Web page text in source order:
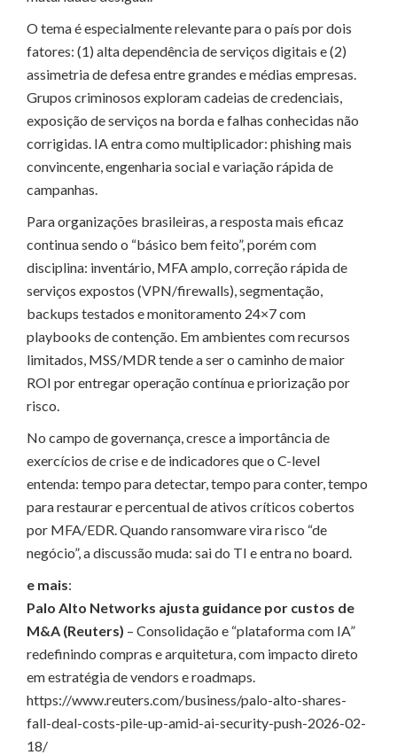
O tema é especialmente relevante para o país por dois
fatores: (1) alta dependência de serviços digitais e (2)
assimetria de defesa entre grandes e médias empresas.
Grupos criminosos exploram cadeias de credenciais,
exposição de serviços na borda e falhas conhecidas não
corrigidas. IA entra como multiplicador: phishing mais
convincente, engenharia social e variação rápida de
campanhas.
Para organizações brasileiras, a resposta mais eficaz
continua sendo o “básico bem feito”, porém com
disciplina: inventário, MFA amplo, correção rápida de
serviços expostos (VPN/firewalls), segmentação,
backups testados e monitoramento 24×7 com
playbooks de contenção. Em ambientes com recursos
limitados, MSS/MDR tende a ser o caminho de maior
ROI por entregar operação contínua e priorização por
risco.
No campo de governança, cresce a importância de
exercícios de crise e de indicadores que o C-level
entenda: tempo para detectar, tempo para conter, tempo
para restaurar e percentual de ativos críticos cobertos
por MFA/EDR. Quando ransomware vira risco “de
negócio”, a discussão muda: sai do TI e entra no board.
e mais:
Palo Alto Networks ajusta guidance por custos de
M&A (Reuters) – Consolidação e “plataforma com IA”
redefinindo compras e arquitetura, com impacto direto
em estratégia de vendors e roadmaps.
https://www.reuters.com/business/palo-alto-shares-
fall-deal-costs-pile-up-amid-ai-security-push-2026-02-
18/